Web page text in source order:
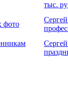
тыс.
фото